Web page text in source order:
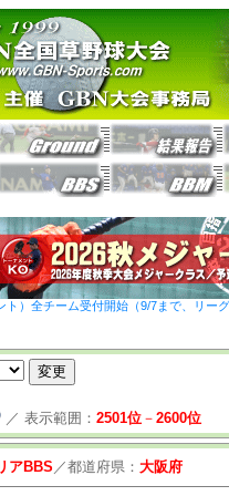
ト）全チーム受付開始（9/7まで、リー
／ 表示範囲： 2501位－ 2600位
アBBS／都道府県： 大阪府